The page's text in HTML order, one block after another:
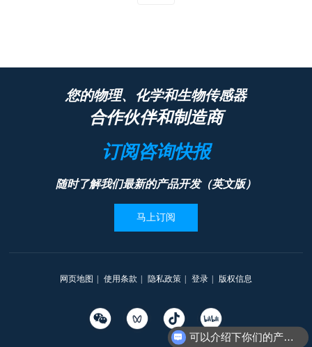
您的物理、化学和生物传感器
合作伙伴和制造商
订阅咨询快报
随时了解我们最新的产品开发（英文版）
马上订阅
网页地图 使用条款 隐私政策 登录 版权信息
我需要采购报价